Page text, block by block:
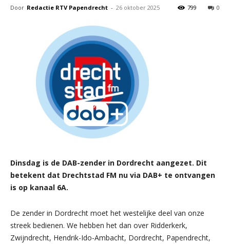
Door Redactie RTV Papendrecht - 26 oktober 2025 0
799
Dinsdag is de DAB-zender in Dordrecht aangezet. Dit
betekent dat Drechtstad FM nu via DAB+ te ontvangen
is op kanaal 6A.
De zender in Dordrecht moet het westelijke deel van onze
streek bedienen. We hebben het dan over Ridderkerk,
Zwijndrecht, Hendrik-Ido-Ambacht, Dordrecht, Papendrecht,